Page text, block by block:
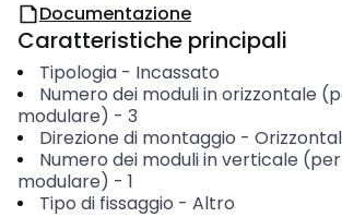
Documentazione
Caratteristiche principali
Tipologia- Incassato
Numero dei moduli in orizzontale
modulare) - 3
Direzione di montaggio -
Numero dei moduli in verticale
modulare) - 1
Tipo di fissaggio - Altro